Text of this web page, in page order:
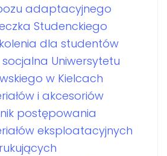
adaptacyjnego
Studenckiego
dla studentów
Uniwersytetu
w Kielcach
i akcesoriów
postępowania
eksploatacyjnych